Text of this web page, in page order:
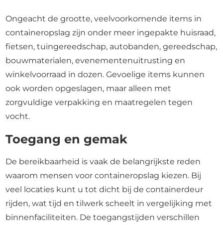
Ongeacht de grootte, veelvoorkomende items in
containeropslag zijn onder meer ingepakte huisraad,
fietsen, tuingereedschap, autobanden, gereedschap,
bouwmaterialen, evenementenuitrusting en
winkelvoorraad in dozen. Gevoelige items kunnen
ook worden opgeslagen, maar alleen met
zorgvuldige verpakking en maatregelen tegen
vocht.
Toegang en gemak
De bereikbaarheid is vaak de belangrijkste reden
waarom mensen voor containeropslag kiezen. Bij
veel locaties kunt u tot dicht bij de containerdeur
rijden, wat tijd en tilwerk scheelt in vergelijking met
binnenfaciliteiten. De toegangstijden verschillen